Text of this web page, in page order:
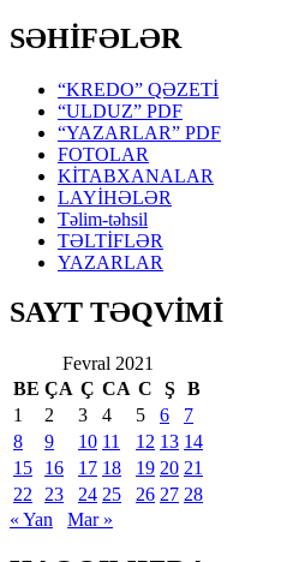
SƏHİFƏLƏR
“KREDO” QƏZETİ
“ULDUZ” PDF
“YAZARLAR” PDF
FOTOLAR
KİTABXANALAR
LAYİHƏLƏR
Təlim-təhsil
TƏLTİFLƏR
YAZARLAR
SAYT TƏQVİMİ
Fevral 2021
BE ÇA Ç CA C Ş
B
1
2 3 4 5 6
7
8
9 10 11 12 13 14
15
16 17 18 19 20 21
22
23 24 25 26 27 28
« Yan
Mar »